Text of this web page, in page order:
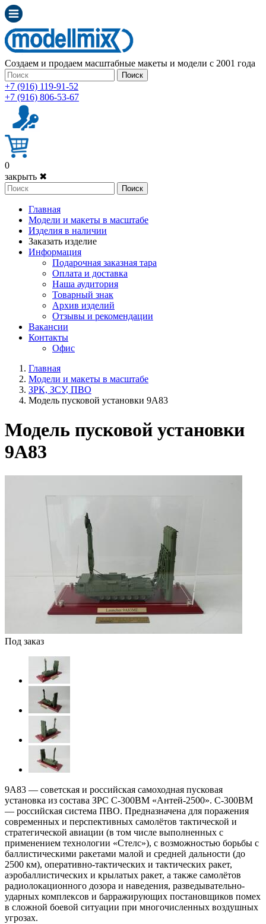
Создаем и продаем масштабные макеты и модели с 2001 года
Поиск
+7 (916) 119-91-52
+7 (916) 806-53-67
0
закрыть ✖
Поиск
Главная
Модели и макеты в масштабе
Изделия в наличии
Заказать изделие
Информация
Подарочная заказная тара
Оплата и доставка
Наша аудитория
Товарный знак
Архив изделий
Отзывы и рекомендации
Вакансии
Контакты
Офис
Главная
Модели и макеты в масштабе
ЗРК, ЗСУ, ПВО
Модель пусковой установки 9А83
Модель пусковой установки
9А83
Под заказ
9А83 — советская и российская самоходная пусковая
установка из состава ЗРС С-300ВМ «Антей-2500». С-300ВМ
— российская система ПВО. Предназначена для поражения
современных и перспективных самолётов тактической и
стратегической авиации (в том числе выполненных с
применением технологии «Стелс»), с возможностью борьбы с
баллистическими ракетами малой и средней дальности (до
2500 км), оперативно-тактических и тактических ракет,
аэробаллистических и крылатых ракет, а также самолётов
радиолокационного дозора и наведения, разведывательно-
ударных комплексов и барражирующих постановщиков помех
в сложной боевой ситуации при многочисленных воздушных
угрозах.